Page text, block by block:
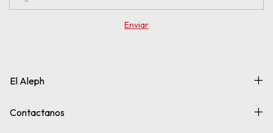
El Aleph
Contactanos